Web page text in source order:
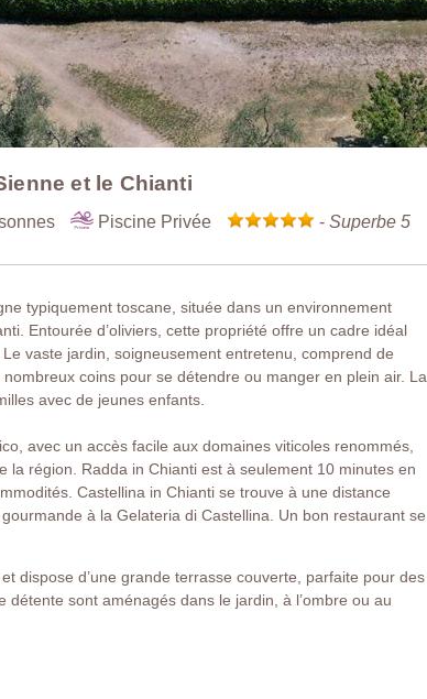
et le Chianti
Piscine Privée - Superbe 5
typiquement toscane, située dans un environnement
Entourée d’oliviers, cette propriété offre un cadre idéal
vaste jardin, soigneusement entretenu, comprend de
coins pour se détendre ou manger en plein air. La
avec de jeunes enfants.
avec un accès facile aux domaines viticoles renommés,
la région. Radda in Chianti est à seulement 10 minutes en
Castellina in Chianti se trouve à une distance
à la Gelateria di Castellina. Un bon restaurant se
dispose d’une grande terrasse couverte, parfaite pour des
sont aménagés dans le jardin, à l’ombre ou au
– sols en terre cuite et poutres apparentes – à un